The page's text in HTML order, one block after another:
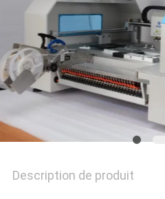
POLITIQUE
DE
CONFIDENTIALITÉ
Description de produit